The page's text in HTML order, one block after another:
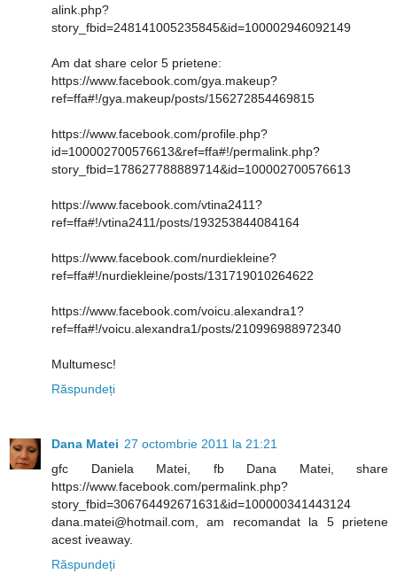
alink.php?
story_fbid=248141005235845&id=100002946092149
Am dat share celor 5 prietene:
https://www.facebook.com/gya.makeup?
ref=ffa#!/gya.makeup/posts/156272854469815
https://www.facebook.com/profile.php?
id=100002700576613&ref=ffa#!/permalink.php?
story_fbid=178627788889714&id=100002700576613
https://www.facebook.com/vtina2411?
ref=ffa#!/vtina2411/posts/193253844084164
https://www.facebook.com/nurdiekleine?
ref=ffa#!/nurdiekleine/posts/131719010264622
https://www.facebook.com/voicu.alexandra1?
ref=ffa#!/voicu.alexandra1/posts/210996988972340
Multumesc!
Răspundeți
Dana Matei 27 octombrie 2011 la 21:21
gfc Daniela Matei, fb Dana Matei, share
https://www.facebook.com/permalink.php?
story_fbid=306764492671631&id=100000341443124
dana.matei@hotmail.com, am recomandat la 5 prietene
acest iveaway.
Răspundeți